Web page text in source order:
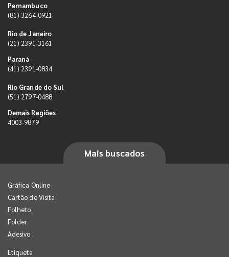
Pernambuco
(81) 3264-0921
Rio de Janeiro
(21) 2391-3161
Paraná
(41) 2391-0834
Rio Grande do Sul
(51) 2797-0488
Demais Regiões
4003-9879
Mais buscados
Gráfica Online
Cartão de Visita
Folheto
Folder
Adesivo
Etiqueta